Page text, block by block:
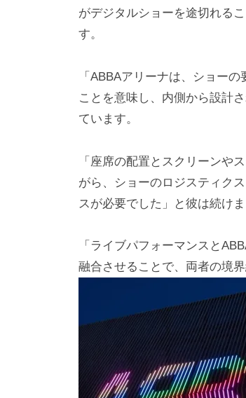
がデジタルショーを途切れる
す。
「ABBAアリーナは、ショー
ことを意味し、内側から設計
ています。
「座席の配置とスクリーンや
がら、ショーのロジスティク
スが必要でした」と彼は続けま
「ライブパフォーマンスと
融合させることで、両者の境